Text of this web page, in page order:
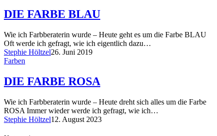
DIE FARBE BLAU
Wie ich Farbberaterin wurde – Heute geht es um die Farbe BLAU
Oft werde ich gefragt, wie ich eigentlich dazu…
Stephie Höltzel26. Juni 2019
Farben
DIE FARBE ROSA
Wie ich Farbberaterin wurde – Heute dreht sich alles um die Farbe
ROSA Immer wieder werde ich gefragt, wie ich…
Stephie Höltzel12. August 2023